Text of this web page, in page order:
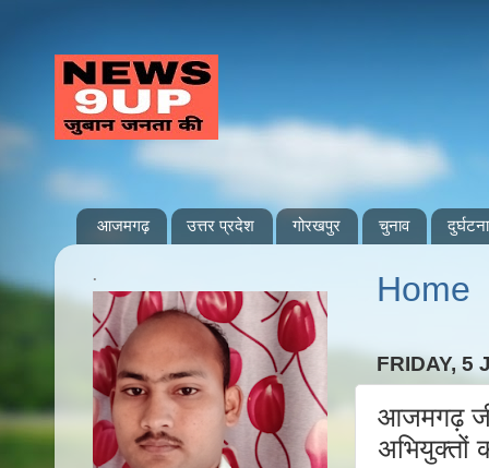
आजमगढ़ उत्तर प्रदेश गोरखपुर चुनाव दुर्घटना
Home
FRIDAY, 5
आजमगढ़
अभियुक्तों
.